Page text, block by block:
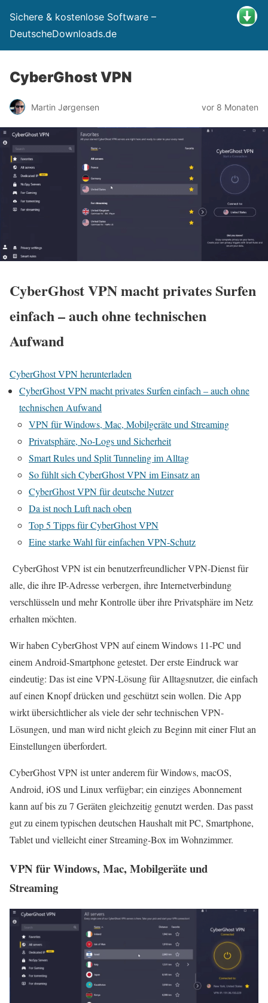
Sichere & kostenlose Software –
DeutscheDownloads.de
CyberGhost VPN
Martin Jørgensen vor 8 Monaten
CyberGhost VPN macht privates Surfen
einfach – auch ohne technischen
Aufwand
CyberGhost VPN herunterladen
CyberGhost VPN macht privates Surfen einfach – auch ohne
technischen Aufwand
VPN für Windows, Mac, Mobilgeräte und Streaming
Privatsphäre, No-Logs und Sicherheit
Smart Rules und Split Tunneling im Alltag
So fühlt sich CyberGhost VPN im Einsatz an
CyberGhost VPN für deutsche Nutzer
Da ist noch Luft nach oben
Top 5 Tipps für CyberGhost VPN
Eine starke Wahl für einfachen VPN-Schutz
CyberGhost VPN ist ein benutzerfreundlicher VPN-Dienst für
alle, die ihre IP-Adresse verbergen, ihre Internetverbindung
verschlüsseln und mehr Kontrolle über ihre Privatsphäre im Netz
erhalten möchten.
Wir haben CyberGhost VPN auf einem Windows 11-PC und
einem Android‑Smartphone getestet. Der erste Eindruck war
eindeutig: Das ist eine VPN-Lösung für Alltagsnutzer, die einfach
auf einen Knopf drücken und geschützt sein wollen. Die App
wirkt übersichtlicher als viele der sehr technischen VPN-
Lösungen, und man wird nicht gleich zu Beginn mit einer Flut an
Einstellungen überfordert.
CyberGhost VPN ist unter anderem für Windows, macOS,
Android, iOS und Linux verfügbar; ein einziges Abonnement
kann auf bis zu 7 Geräten gleichzeitig genutzt werden. Das passt
gut zu einem typischen deutschen Haushalt mit PC, Smartphone,
Tablet und vielleicht einer Streaming-Box im Wohnzimmer.
VPN für Windows, Mac, Mobilgeräte und
Streaming